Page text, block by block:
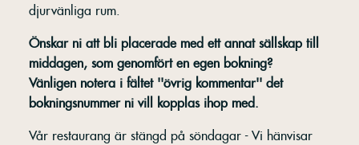
djurvänliga rum.
Önskar ni att bli placerade med ett annat sällskap till
middagen, som genomfört en egen bokning?
Vänligen notera i fältet ''övrig kommentar'' det
bokningsnummer ni vill kopplas ihop med.
Vår restaurang är stängd på söndagar - Vi hänvisar